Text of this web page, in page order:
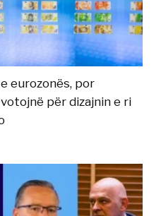
eurozonës, por
për dizajnin e ri